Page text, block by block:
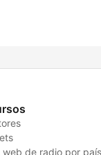
web de radio por